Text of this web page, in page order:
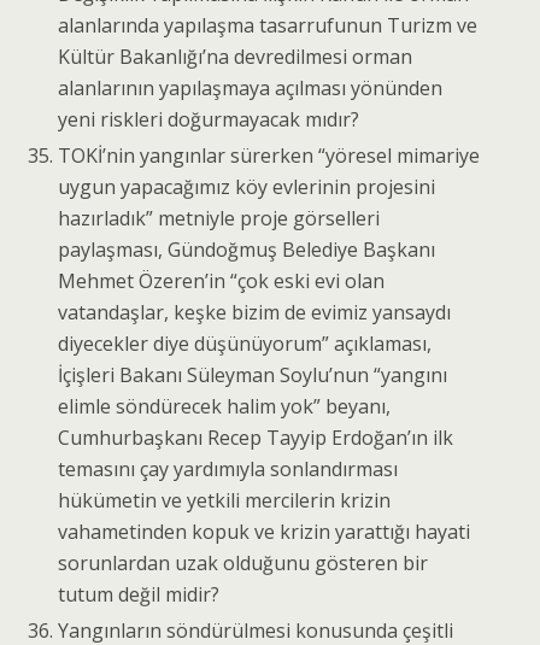
alanlarında yapılaşma tasarrufunun Turizm ve
Kültür Bakanlığı’na devredilmesi orman
alanlarının yapılaşmaya açılması yönünden
yeni riskleri doğurmayacak mıdır?
TOKİ’nin yangınlar sürerken “yöresel mimariye
uygun yapacağımız köy evlerinin projesini
hazırladık” metniyle proje görselleri
paylaşması, Gündoğmuş Belediye Başkanı
Mehmet Özeren’in “çok eski evi olan
vatandaşlar, keşke bizim de evimiz yansaydı
diyecekler diye düşünüyorum” açıklaması,
İçişleri Bakanı Süleyman Soylu’nun “yangını
elimle söndürecek halim yok” beyanı,
Cumhurbaşkanı Recep Tayyip Erdoğan’ın ilk
temasını çay yardımıyla sonlandırması
hükümetin ve yetkili mercilerin krizin
vahametinden kopuk ve krizin yarattığı hayati
sorunlardan uzak olduğunu gösteren bir
tutum değil midir?
Yangınların söndürülmesi konusunda çeşitli